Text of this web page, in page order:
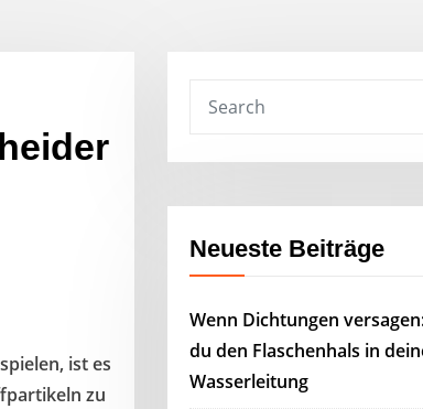
ist es
zu
Neueste Beiträge
Wenn Dichtungen
du den Flaschenhals in
Wasserleitung